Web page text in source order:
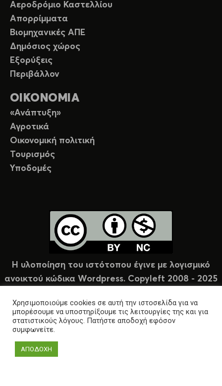
Αεροδρόμιο Καστελλίου
Απορρίμματα
Βιομηχανικές ΑΠΕ
Δημόσιος χώρος
Εξορύξεις
Περιβάλλον
ΟΙΚΟΝΟΜΙΑ
«Ανάπτυξη»
Αγροτικά
Οικονομική πολιτική
Τουρισμός
Υποδομές
Η υλοποίηση του ιστότοπου έγινε με λογισμικό
ανοικτού κώδικα Wordpress. Copyleft 2008 - 2025
Χρησιμοποιούμε cookies σε αυτή την ιστοσελίδα για να
μπορέσουμε να υποστηρίξουμε τις λειτουργίες της και για
στατιστικούς λόγους. Πατήστε αποδοχή εφόσον
συμφωνείτε.
ΑΠΟΔΟΧΗ